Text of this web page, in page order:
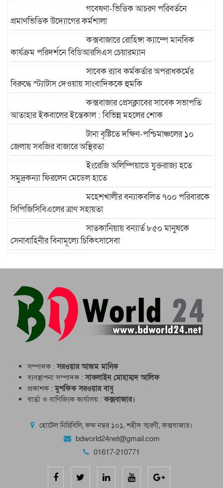
গবেষণা-ভিত্তিক আচরণ পরিবর্তনে
প্রমাণভিত্তিক উদ্যোগের কর্মশালা
কক্সবাজারে রোহিঙ্গা ক্যাম্পে মানবিক
কার্যক্রম পরিদর্শনে বিডিআরসিএস চেয়ারম্যান
সাবেক র‍্যাব কর্মকর্তার অপরাধকর্মের
বিরুদ্ধে স্ট্যাটাস দেওয়ায় সাংবাদিককে হুমকি
কক্সবাজার প্রেসক্লাবের সাবেক সভাপতি
আতাহার ইকবালের ইন্তেকাল : বিভিন্ন মহলের শোক
টানা বৃষ্টিতে দক্ষিণ-পশ্চিমাঞ্চলের ১০
জেলায় সবজির বাজারে অস্থিরতা
ইংরেজি অলিম্পিয়াডে যুক্তরাজ্য হতে
সমুদ্রকন্যা ফিরলেন মেডেল হাতে
মহেশখালীর বন্যাকবলিত ৭০০ পরিবারকে
সিপিজিসিবিএলের ত্রাণ সহায়তা
সাতকানিয়ায় বন্যার্ত ৮৫০ মানুষকে
সেনাবাহিনীর বিনামূল্যে চিকিৎসাসেবা
মাদ্রাসাভবনের ওপর পাহাড় ধসে পাঁচ শিক্ষার্থী নিহত
সম্পাদক :সরওয়ার আজম মানিক
ব্যবস্থাপনা সম্পাদক :সাকলাইন মোহাম্মদ আলিফ
প্রকাশক :মুশফিক সরওয়ার বাবু
বার্তা ও বাণিজ্যিক কার্যালয় :কক্সবাজার।
হোটেল নিরিবিলি, কক্ষ নম্বর ১০১, শহীদ স্মরণী, কক্সবাজার।
bdworld24net@gmail.com
01617-210771